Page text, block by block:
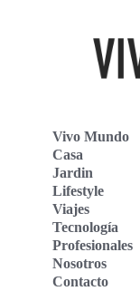
Vivo Mundo
Casa
Jardin
Lifestyle
Viajes
Tecnología
Profesionales
Nosotros
Contacto